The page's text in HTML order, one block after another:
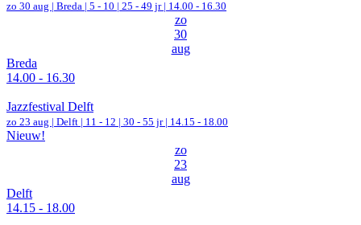
zo 30 aug | Breda | 5 - 10 | 25 - 49 jr | 14.00 - 16.30
zo
30
aug
Breda
14.00 - 16.30
Jazzfestival Delft
zo 23 aug | Delft | 11 - 12 | 30 - 55 jr | 14.15 - 18.00
Nieuw!
zo
23
aug
Delft
14.15 - 18.00